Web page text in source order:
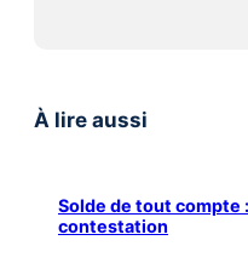
À lire aussi
Solde de tout compte
contestation